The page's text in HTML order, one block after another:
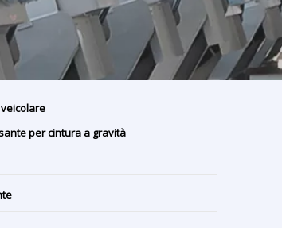
per cintura a gravità